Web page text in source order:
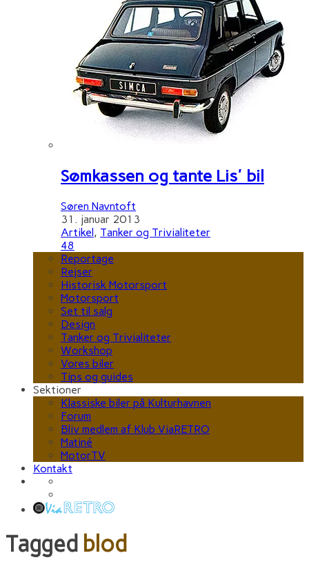
Sømkassen og tante Lis' bil
Søren Navntoft
31. januar 2013
Artikel, Tanker og Trivialiteter
48
Reportage
Rejser
Historisk Motorsport
Motorsport
Set til salg
Design
Tanker og Trivialiteter
Workshop
Vores biler
Tips og guides
Sektioner
Klassiske biler på Kulturhavnen
Forum
Bliv medlem af Klub ViaRETRO
Matiné
MotorTV
Kontakt
Tagged blod